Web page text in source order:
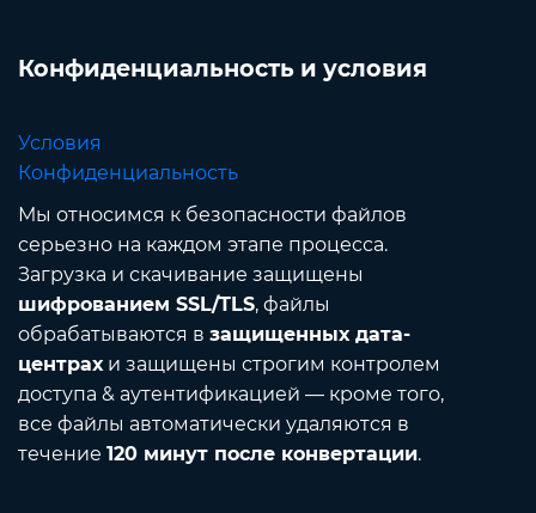
Конфиденциальность и условия
Условия
Конфиденциальность
Мы относимся к безопасности файлов
серьезно на каждом этапе процесса.
Загрузка и скачивание защищены
шифрованием SSL/TLS, файлы
обрабатываются в защищенных дата-
центрахи защищены строгим контролем
доступа & аутентификацией — кроме того,
все файлы автоматически удаляются в
течение 120 минут после конвертации.